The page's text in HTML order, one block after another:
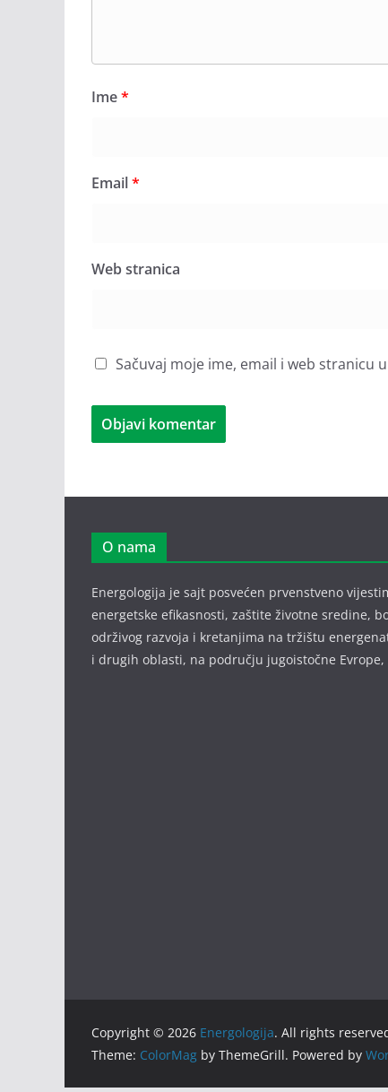
Ime*
Email*
Web stranica
Sačuvaj moje ime, email i web stranicu
O nama
Energologija je sajt posvećen prvenstveno
energetske efikasnosti, zaštite životne sredine,
održivog razvoja i kretanjima na tržištu
i drugih oblasti, na području jugoistočne Evrope,
Copyright © 2026 Energologija. All rights
Theme: ColorMag by ThemeGrill. Powered by